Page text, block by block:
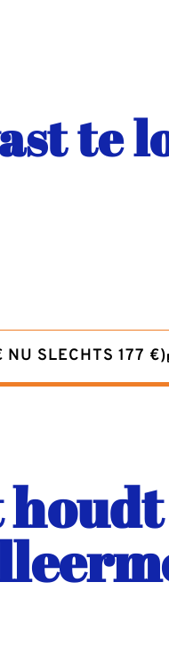
te
SLECHTS 177 €)